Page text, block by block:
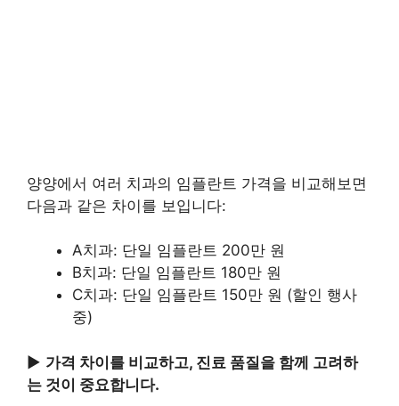
양양에서 여러 치과의 임플란트 가격을 비교해보면
다음과 같은 차이를 보입니다:
A치과: 단일 임플란트 200만 원
B치과: 단일 임플란트 180만 원
C치과: 단일 임플란트 150만 원 (할인 행사
중)
▶ 가격 차이를 비교하고, 진료 품질을 함께 고려하
는 것이 중요합니다.